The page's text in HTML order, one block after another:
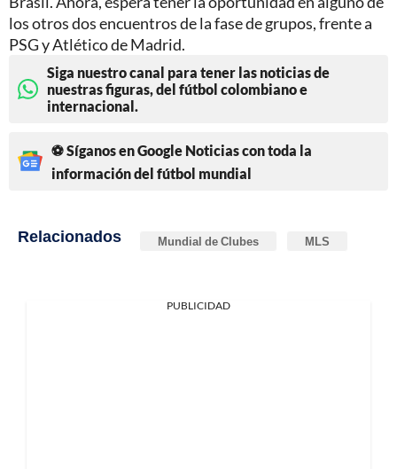
los otros dos encuentros de la fase de grupos, frente a
PSG y Atlético de Madrid.
Siga nuestro canal para tener las noticias de
nuestras figuras, del fútbol colombiano e
internacional.
⚽ Síganos en Google Noticias con toda la
información del fútbol mundial
Relacionados Mundial de Clubes MLS
PUBLICIDAD